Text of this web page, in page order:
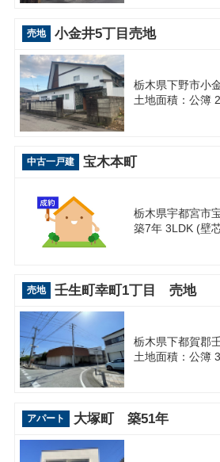
売地 小金井5丁目売地
栃木県下野市小
土地面積：公簿
中古一戸建 宝木本町
栃木県宇都宮市
築7年 3LDK (壁
売地 壬生町幸町1丁目 売地
栃木県下都賀郡
土地面積：公簿
アパート 大塚町 築51年